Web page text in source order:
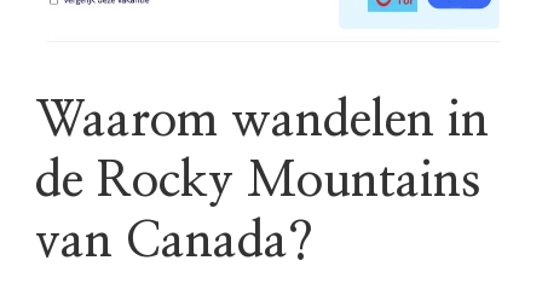
Waarom wandelen in
de Rocky Mountains
van Canada?